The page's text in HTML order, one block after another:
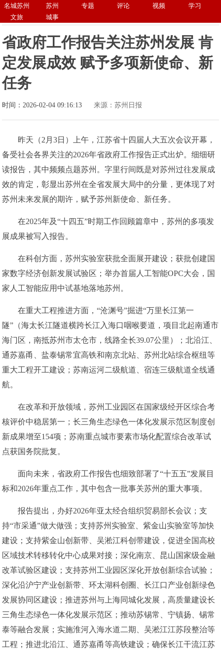
名城苏州 苏州 专题 评论 视频
学习
文旅
城事
省政府工作报告关注苏州发展 肯
定发展成效 赋予多项新使命、新
任务
时间：2026-02-04 09:16:13 来源：苏州日报
昨天（2月3日）上午，江苏省十四届人大五次会议开幕，
备受社会各界关注的2026年省政府工作报告正式出炉。细细研
读报告，其中频频点题苏州。字里行间既是对苏州过往发展成
效的肯定，彰显出苏州在全省发展大局中的分量，更体现了对
苏州未来发展的期许，赋予苏州新使命、新任务。
在2025年及“十四五”时期工作回顾篇章中，苏州的多项发
展成果被写入报告。
在科创方面，苏州实验室获批全面展开建设；获批创建国
家数字经济创新发展试验区；举办首届人工智能OPC大会，国
家人工智能应用中试基地落地苏州。
在重大工程推进方面，“沧渊号”掘进“万里长江第一
隧”（海太长江隧道横跨长江入海口咽喉要道，项目北起南通市
海门区，南抵苏州市太仓市，线路全长39.07公里）；北沿江、
通苏嘉甬、盐泰锡常宜高铁和南京北站、苏州北站综合枢纽等
重大工程开工建设；苏南运河二级航道、宿连三级航道全线通
航。
在改革和开放领域，苏州工业园区在国家级经开区综合考
核评价中稳居第一；长三角生态绿色一体化发展示范区制度创
新成果增至154项；苏南重点城市要素市场化配置综合改革试
点获国务院批复。
面向未来，省政府工作报告也细致部署了“十五五”发展目
标和2026年重点工作，其中包含一批事关苏州的重大事项。
报告提出，办好2026年亚太经合组织贸易部长会议；支
持“市采通”做大做强；支持苏州实验室、紫金山实验室等加快
建设；支持紫金山创新带、吴淞江科创带建设，促进全国高校
区域技术转移转化中心成果对接；深化南京、昆山国家级金融
改革试验区建设；支持苏州工业园区深化开放创新综合试验；
深化沿沪宁产业创新带、环太湖科创圈、长江口产业创新绿色
发展协同区建设；推进苏州与上海同城化发展，高质量建设长
三角生态绿色一体化发展示范区；推动苏锡常、宁镇扬、锡常
泰等融合发展；实施淮河入海水道二期、吴淞江江苏段整治等
工程；推进北沿江、通苏嘉甬等高铁建设；确保长江干流江苏